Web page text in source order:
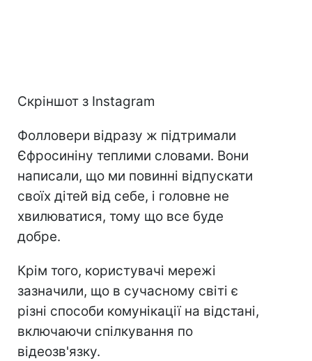
Скріншот з Instagram
Фолловери відразу ж підтримали
Єфросиніну теплими словами. Вони
написали, що ми повинні відпускати
своїх дітей від себе, і головне не
хвилюватися, тому що все буде
добре.
Крім того, користувачі мережі
зазначили, що в сучасному світі є
різні способи комунікації на відстані,
включаючи спілкування по
відеозв'язку.